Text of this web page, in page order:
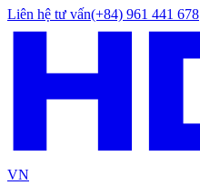
Liên hệ tư vấn(+84) 961 441 678
VN